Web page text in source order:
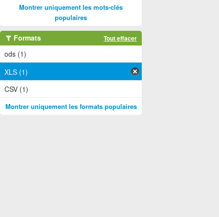
Montrer uniquement les mots-clés
populaires
Formats Tout effacer
ods (1)
XLS (1)
CSV (1)
Montrer uniquement les formats populaires